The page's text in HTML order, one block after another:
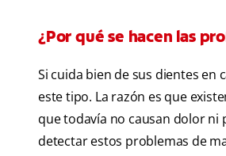
¿Por qué se hacen las
Si cuida bien de sus dientes
este tipo. La razón es que
que todavía no causan dolor ni
detectar estos problemas de